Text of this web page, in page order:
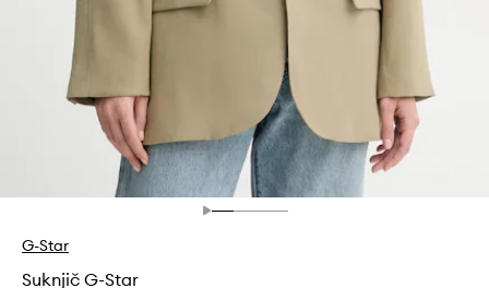
G-Star
Suknjič G-Star